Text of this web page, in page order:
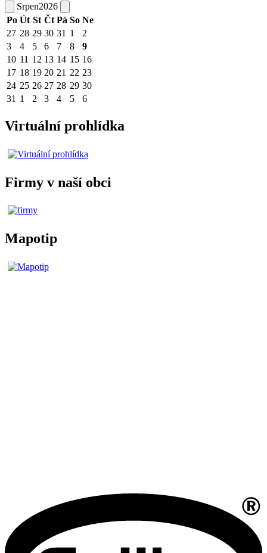
Srpen2026
Po Út St Čt Pá So Ne
27 28 29 30 31 1
2
3
4 5 6 7 8
9
10 11 12 13 14 15 16
17 18 19 20 21 22 23
24 25 26 27 28 29 30
31 1 2 3 4 5 6
Virtuální prohlídka
Firmy v naší obci
Mapotip